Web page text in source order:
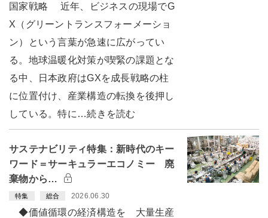
国家戦略 近年、ビジネスの現場でG
X（グリーントランスフォーメーショ
ン）という言葉が急速に広がってい
る。地球温暖化対策が喫緊の課題とな
る中、日本政府はGXを成長戦略の柱
に位置付け、産業構造の転換を後押し
している。特に…続きを読む
サステナビリティ特集：新時代のキー
ワード＝サーキュラーエコノミー 廃
棄物から…
特集 総合 2026.06.30
◆価値循環の経済構造を 大量生産